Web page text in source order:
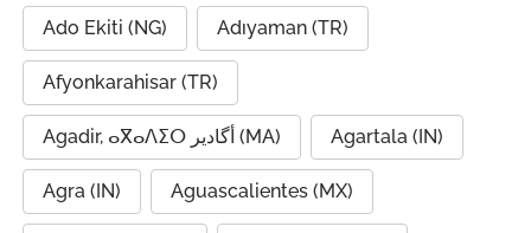
Ado Ekiti (NG) Adıyaman (TR)
Afyonkarahisar (TR)
Agadir, ⴰⴳⴰⴷⵉⵔ أگادیر (MA) Agartala (IN)
Agra (IN) Aguascalientes (MX)